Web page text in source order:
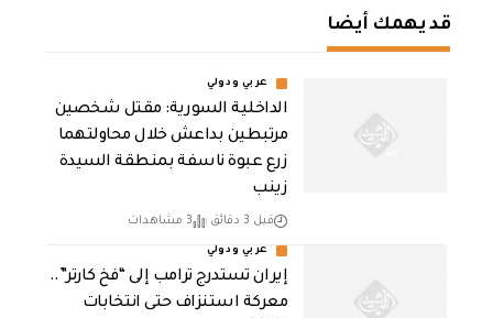
قد يهمك أيضا
عربي ودولي
الداخلية السورية: مقتل شخصين
مرتبطين بداعش خلال محاولتهما
زرع عبوة ناسفة بمنطقة السيدة
زينب
قبل 3 دقائق 3 مشاهدات
عربي ودولي
إيران تستدرج ترامب إلى “فخ كارتر”..
معركة استنزاف حتى انتخابات